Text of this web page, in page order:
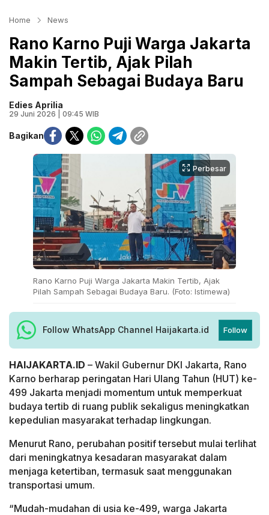
Home News
Rano Karno Puji Warga Jakarta
Makin Tertib, Ajak Pilah
Sampah Sebagai Budaya Baru
Edies Aprilia
29 Juni 2026 | 09:45 WIB
Bagikan
Perbesar
Rano Karno Puji Warga Jakarta Makin Tertib, Ajak
Pilah Sampah Sebagai Budaya Baru. (Foto: Istimewa)
Follow WhatsApp Channel Haijakarta.id Follow
HAIJAKARTA.ID – Wakil Gubernur DKI Jakarta, Rano
Karno berharap peringatan Hari Ulang Tahun (HUT) ke-
499 Jakarta menjadi momentum untuk memperkuat
budaya tertib di ruang publik sekaligus meningkatkan
kepedulian masyarakat terhadap lingkungan.
Menurut Rano, perubahan positif tersebut mulai terlihat
dari meningkatnya kesadaran masyarakat dalam
menjaga ketertiban, termasuk saat menggunakan
transportasi umum.
“Mudah-mudahan di usia ke-499, warga Jakarta